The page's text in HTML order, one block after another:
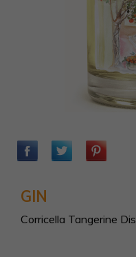
GIN
Corricella Tangerine